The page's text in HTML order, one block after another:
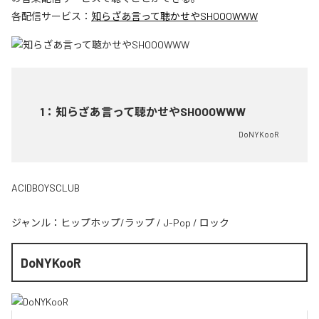
各配信サービス： 知らざあ言って聴かせやSHOOOWWW
1 ： 知らざあ言って聴かせやSHOOOWWW
DoNYKooR
ACIDBOYSCLUB
ジャンル： ヒップホップ/ラップ / J-Pop / ロック
DoNYKooR